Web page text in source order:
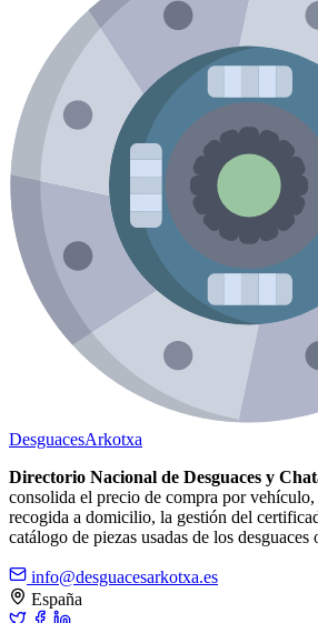
DesguacesArkotxa
Directorio Nacional de Desguaces y
consolida el precio de compra por
recogida a domicilio, la gestión del
catálogo de piezas usadas de los desguaces
info@desguacesarkotxa.es
España